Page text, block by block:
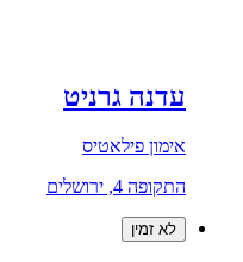
עדנה גרניט
אימון פילאטיס
התקופה 4, ירושלים
לא זמין